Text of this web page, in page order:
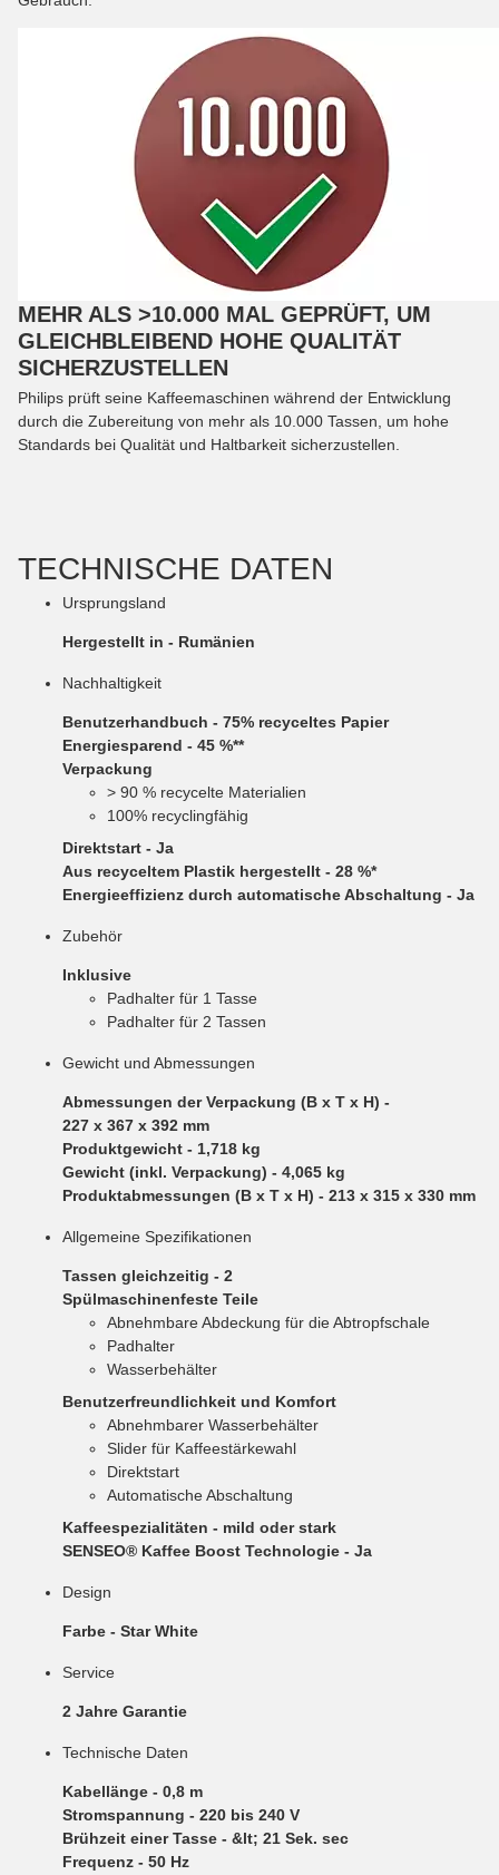
MEHR ALS >10.000 MAL GEPRÜFT, UM
GLEICHBLEIBEND HOHE QUALITÄT
SICHERZUSTELLEN
Philips prüft seine Kaffeemaschinen während der Entwicklung
durch die Zubereitung von mehr als 10.000 Tassen, um hohe
Standards bei Qualität und Haltbarkeit sicherzustellen.
TECHNISCHE DATEN
Ursprungsland
Hergestellt in - Rumänien
Nachhaltigkeit
Benutzerhandbuch - 75% recyceltes Papier
Energiesparend - 45 %**
Verpackung
> 90 % recycelte Materialien
100% recyclingfähig
Direktstart - Ja
Aus recyceltem Plastik hergestellt - 28 %*
Energieeffizienz durch automatische Abschaltung - Ja
Zubehör
Inklusive
Padhalter für 1 Tasse
Padhalter für 2 Tassen
Gewicht und Abmessungen
Abmessungen der Verpackung (B x T x H) -
227 x 367 x 392 mm
Produktgewicht - 1,718 kg
Gewicht (inkl. Verpackung) - 4,065 kg
Produktabmessungen (B x T x H) - 213 x 315 x 330 mm
Allgemeine Spezifikationen
Tassen gleichzeitig - 2
Spülmaschinenfeste Teile
Abnehmbare Abdeckung für die Abtropfschale
Padhalter
Wasserbehälter
Benutzerfreundlichkeit und Komfort
Abnehmbarer Wasserbehälter
Slider für Kaffeestärkewahl
Direktstart
Automatische Abschaltung
Kaffeespezialitäten - mild oder stark
SENSEO® Kaffee Boost Technologie - Ja
Design
Farbe - Star White
Service
2 Jahre Garantie
Technische Daten
Kabellänge - 0,8 m
Stromspannung - 220 bis 240 V
Brühzeit einer Tasse - &lt; 21 Sek. sec
Frequenz - 50 Hz